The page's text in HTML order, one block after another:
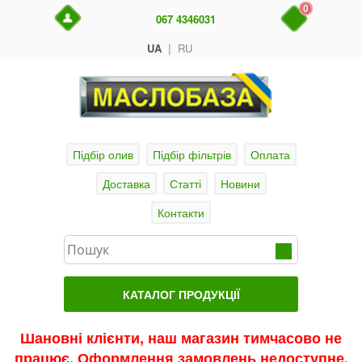
UA | RU
067 4346031
0
Підбір олив Підбір фільтрів
Оплата
Доставка
Статті
Новини
Контакти
КАТАЛОГ ПРОДУКЦІЇ
Актуальні продукти
Шановні клієнти, наш магазин тимчасово не
працює. Оформлення замовлень недоступне.